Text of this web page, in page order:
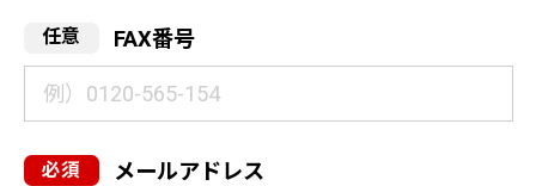
FAX番号
メールアドレス